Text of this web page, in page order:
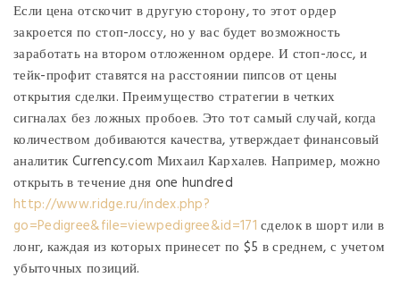
Если цена отскочит в другую сторону, то этот ордер
закроется по стоп-лоссу, но у вас будет возможность
заработать на втором отложенном ордере. И стоп-лосс, и
тейк-профит ставятся на расстоянии пипсов от цены
открытия сделки. Преимущество стратегии в четких
сигналах без ложных пробоев. Это тот самый случай, когда
количеством добиваются качества, утверждает финансовый
аналитик Currency.com Михаил Кархалев. Например, можно
открыть в течение дня one hundred
http://www.ridge.ru/index.php?
go=Pedigree&file=viewpedigree&id=171 сделок в шорт или в
лонг, каждая из которых принесет по $5 в среднем, с учетом
убыточных позиций.